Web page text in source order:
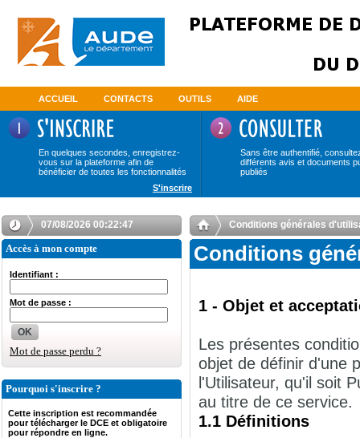
ACCUEIL CONTACTS OUTILS AIDE
En quelques secondes, enregistrez-
vous sur la plateforme afin de
bénéficier de toutes les fonctionnalités
Sans être authentifié,
différents avis et documents
publiés
S'inscrire
07/08/2026 00:22:48
Accès à mon compte
Identifiant :
Mot de passe :
OK
Mot de passe perdu ?
Pourquoi s'inscrire ?
Cette inscription est recommandée
pour télécharger le DCE et obligatoire
pour répondre en ligne.
Conditions générales
Conditions
1 - Objet et
Les présentes
objet de définir d'une
l'Utilisateur, qu'il soit
au titre de ce service.
1.1 Définitions